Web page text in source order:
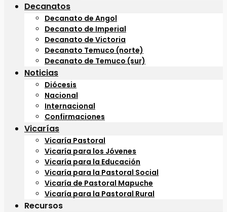
Decanatos
Decanato de Angol
Decanato de Imperial
Decanato de Victoria
Decanato Temuco (norte)
Decanato de Temuco (sur)
Noticias
Diócesis
Nacional
Internacional
Confirmaciones
Vicarías
Vicaría Pastoral
Vicaría para los Jóvenes
Vicaría para la Educación
Vicaría para la Pastoral Social
Vicaría de Pastoral Mapuche
Vicaría para la Pastoral Rural
Recursos